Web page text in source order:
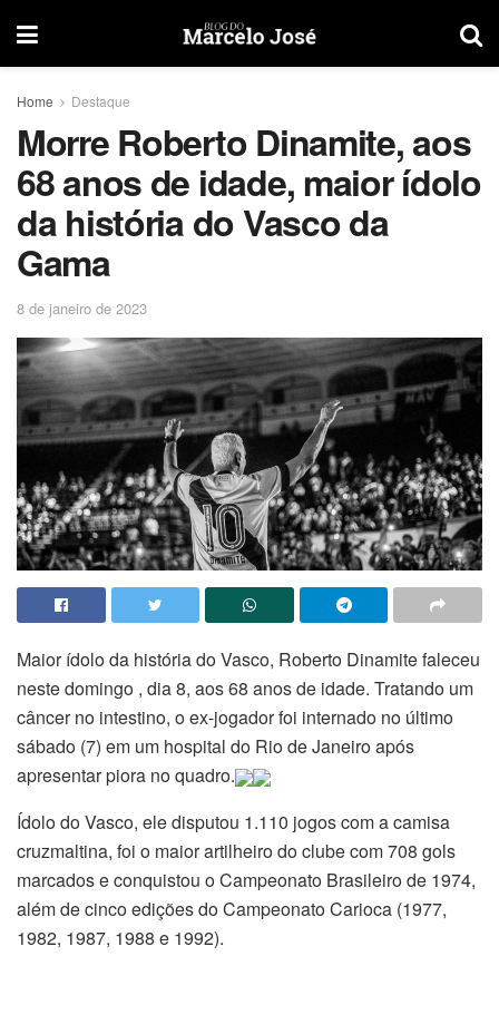
Home Destaque
Morre Roberto Dinamite, aos
68 anos de idade, maior ídolo
da história do Vasco da
Gama
8 de janeiro de 2023
Maior ídolo da história do Vasco, Roberto Dinamite faleceu
neste domingo , dia 8, aos 68 anos de idade. Tratando um
câncer no intestino, o ex-jogador foi internado no último
sábado (7) em um hospital do Rio de Janeiro após
apresentar piora no quadro.
Ídolo do Vasco, ele disputou 1.110 jogos com a camisa
cruzmaltina, foi o maior artilheiro do clube com 708 gols
marcados e conquistou o Campeonato Brasileiro de 1974,
além de cinco edições do Campeonato Carioca (1977,
1982, 1987, 1988 e 1992).